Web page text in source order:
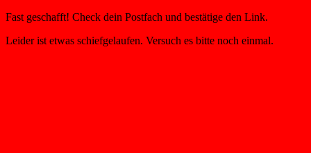
Fast geschafft! Check dein Postfach und bestätige den Link.
Leider ist etwas schiefgelaufen. Versuch es bitte noch einmal.